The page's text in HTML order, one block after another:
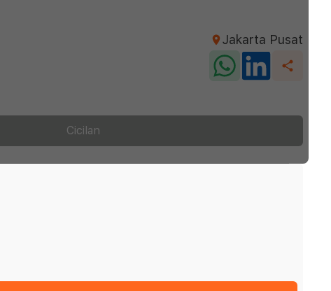
Jakarta Pusat
Cicilan